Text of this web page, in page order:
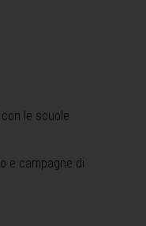
le scuole
e campagne di